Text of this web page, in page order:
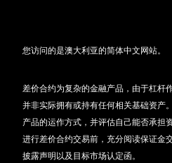
您访问的是澳大利亚的简体中文网站。
差价合约为复杂的金融产品，由于杠杆
并非实际拥有或持有任何相关基础资产
产品的运作方式，并评估自己能否承担
进行差价合约交易前，充分阅读保证金
披露声明以及目标市场认定函。